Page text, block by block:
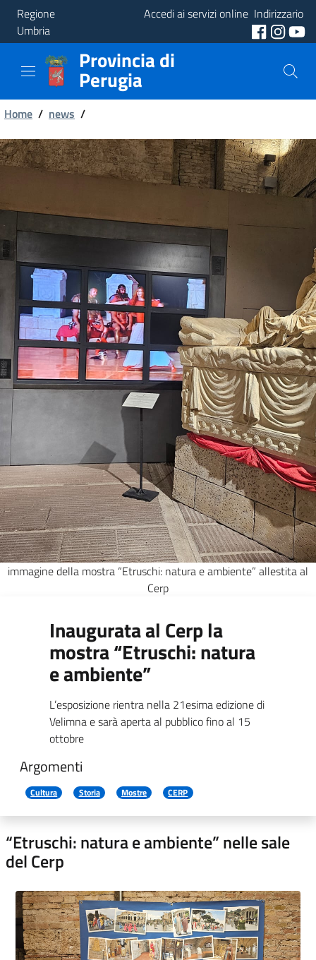
Regione
Umbria
Accedi ai servizi online Indirizzario
Provincia
Aree
Tematiche
Servizi
Provincia di
Perugia
Briciole
di
pane
Home / news /
immagine della mostra “Etruschi: natura e ambiente” allestita al
Cerp
Inaugurata al Cerp la
mostra “Etruschi: natura
e ambiente”
L’esposizione rientra nella 21esima edizione di
Velimna e sarà aperta al pubblico fino al 15
ottobre
Argomenti
Cultura Storia Mostre CERP
“Etruschi: natura e ambiente” nelle sale
del Cerp